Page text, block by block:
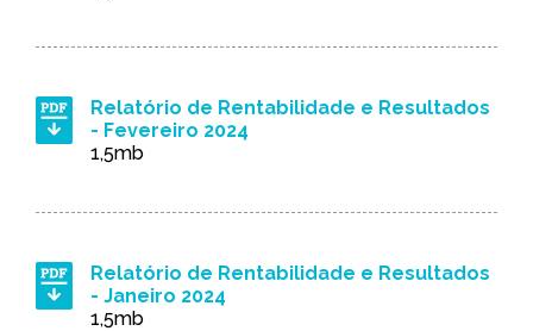
Relatório de Rentabilidade e Resultados
- Fevereiro 2024
1,5mb
Relatório de Rentabilidade e Resultados
- Janeiro 2024
1,5mb